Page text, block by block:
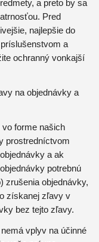
a preto by sa
Pred
najlepšie do
a
ochranný vonkajší
na objednávky a
forme našich
prostredníctvom
a ak
potrebnú
zrušenia objednávky,
získanej zľavy v
bez tejto zľavy.
vplyv na účinné